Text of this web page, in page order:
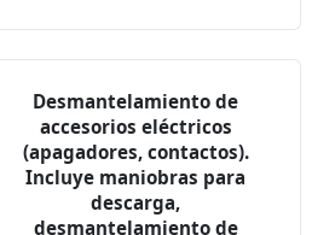
Desmantelamiento de
accesorios eléctricos
(apagadores, contactos).
Incluye maniobras para
descarga,
desmantelamiento de